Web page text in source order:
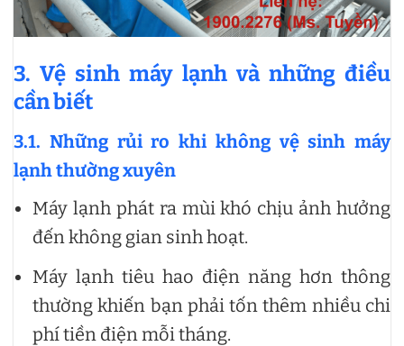
3. Vệ sinh máy lạnh và những điều
cần biết
3.1. Những rủi ro khi không vệ sinh máy
lạnh thường xuyên
Máy lạnh phát ra mùi khó chịu ảnh hưởng
đến không gian sinh hoạt.
Máy lạnh tiêu hao điện năng hơn thông
thường khiến bạn phải tốn thêm nhiều chi
phí tiền điện mỗi tháng.